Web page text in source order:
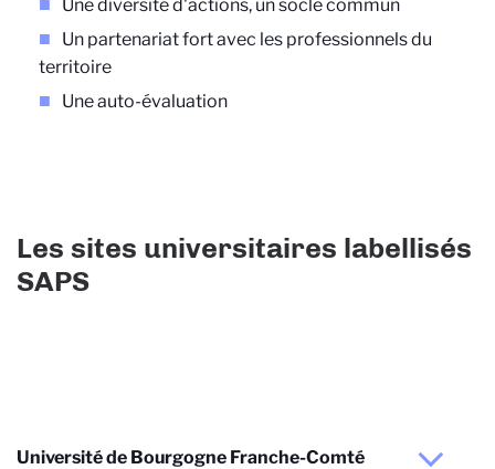
Une diversité d'actions, un socle commun
Un partenariat fort avec les professionnels du
territoire
Une auto-évaluation
Les sites universitaires labellisés
SAPS
Université de Bourgogne Franche-Comté